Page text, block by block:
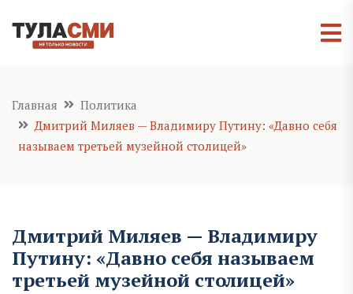
Главная
Политика
Дмитрий Миляев — Владимиру Путину: «Давно себя
называем третьей музейной столицей»
Дмитрий Миляев — Владимиру
Путину: «Давно себя называем
третьей музейной столицей»